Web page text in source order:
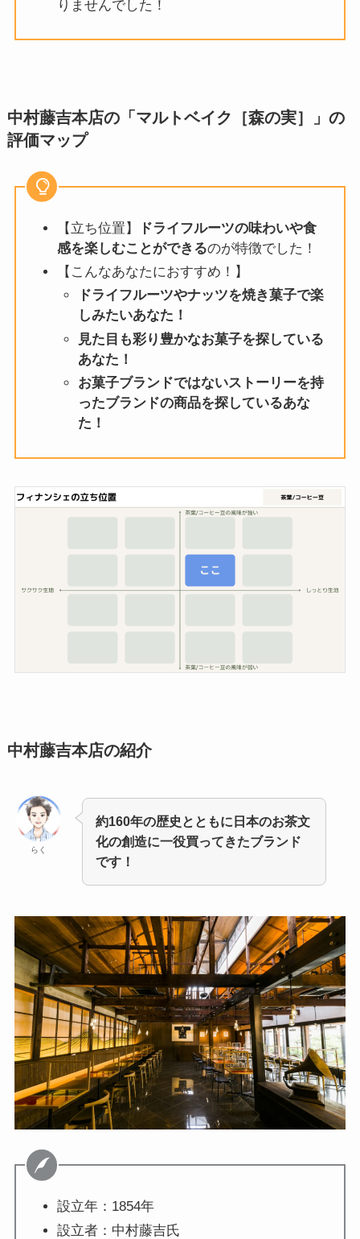
りませんでした！
中村藤吉本店の「マルトベイク［森の実］」 の
評価マップ
【立ち位置】
ドライフルーツの味わいや食
感を楽しむことができるのが特徴でした！
【こんなあなたにおすすめ！】
ドライフルーツやナッツを焼き菓子で楽
しみたいあなた！
見た目も彩り豊かなお菓子を探している
あなた！
お菓子ブランドではないストーリーを持
ったブランドの商品を探しているあな
た！
中村藤吉本店の紹介
らく
約160年の歴史とともに日本のお茶文
化の創造に一役買ってきたブランド
です！
設立年：1854年
設立者：中村藤吉氏